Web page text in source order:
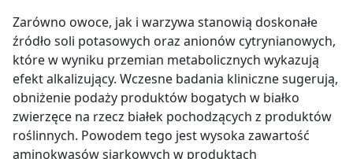
Zarówno owoce, jak i warzywa stanowią doskonałe
źródło soli potasowych oraz anionów cytrynianowych,
które w wyniku przemian metabolicznych wykazują
efekt alkalizujący. Wczesne badania kliniczne sugerują,
obniżenie podaży produktów bogatych w białko
zwierzęce na rzecz białek pochodzących z produktów
roślinnych. Powodem tego jest wysoka zawartość
aminokwasów siarkowych w produktach